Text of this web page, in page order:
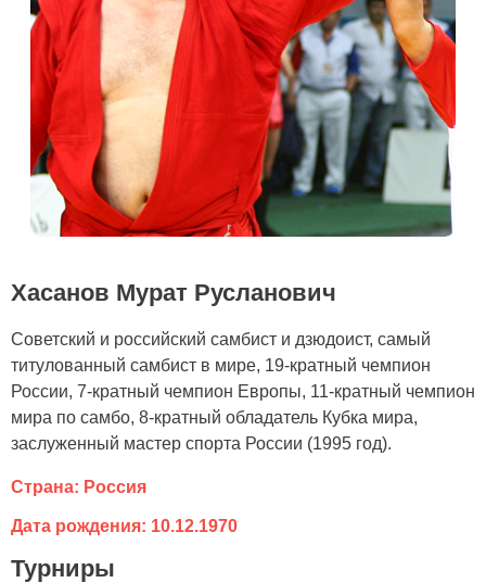
Хасанов Мурат Русланович
Советский и российский самбист и дзюдоист, самый
титулованный самбист в мире, 19-кратный чемпион
России, 7-кратный чемпион Европы, 11-кратный чемпион
мира по самбо, 8-кратный обладатель Кубка мира,
заслуженный мастер спорта России (1995 год).
Страна: Россия
Дата рождения: 10.12.1970
Турниры